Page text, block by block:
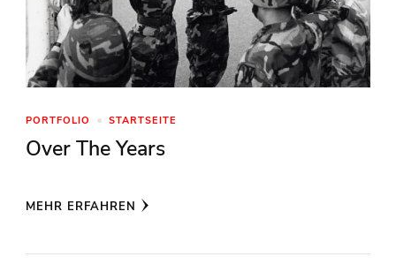
PORTFOLIO STARTSEITE
Over The Years
MEHR ERFAHREN